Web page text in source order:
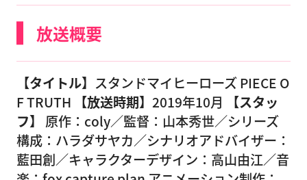
放送概要
【タイトル】 スタンドマイヒーローズ PIECE O
F TRUTH
【放送時期】 2019年10月
【スタッ
フ】
原作：coly／監督：山本秀世／シリーズ
構成：ハラダサヤカ／シナリオアドバイザー：
藍田創／キャラクターデザイン：高山由江／音